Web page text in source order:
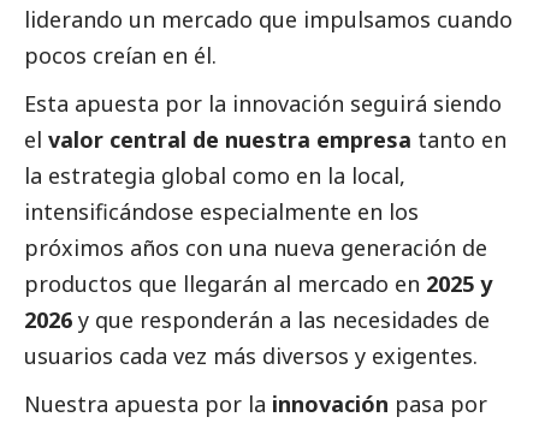
liderando un mercado que impulsamos cuando
pocos creían en él.
Esta apuesta por la innovación seguirá siendo
el valor central de nuestra empresa tanto en
la estrategia global como en la local,
intensificándose especialmente en los
próximos años con una nueva generación de
productos que llegarán al mercado en 2025 y
2026 y que responderán a las necesidades de
usuarios cada vez más diversos y exigentes.
Nuestra apuesta por la innovación pasa por